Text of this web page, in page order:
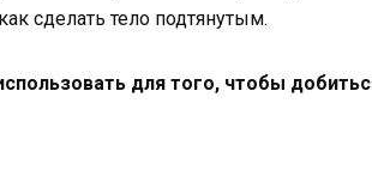
сделать тело подтянутым.
для того, чтобы